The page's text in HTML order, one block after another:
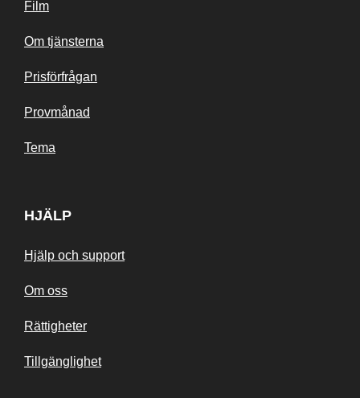
Film
Om tjänsterna
Prisförfrågan
Provmånad
Tema
HJÄLP
Hjälp och support
Om oss
Rättigheter
Tillgänglighet